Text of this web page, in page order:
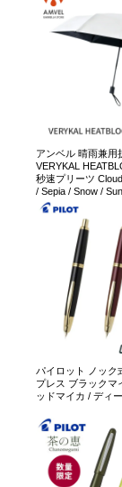
アンベル 晴雨兼用
VERYKAL
秒速プリーツ
/ Sepia / Snow /
パイロット ノック
プレス ブラックマ
ッドマイカ / ディ